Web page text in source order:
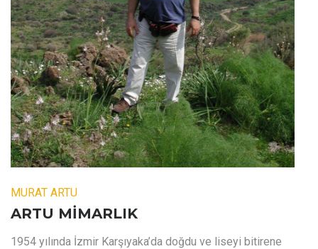
MURAT ARTU
ARTU MİMARLIK
1954 yılında İzmir Karşıyaka’da doğdu ve liseyi bitirene